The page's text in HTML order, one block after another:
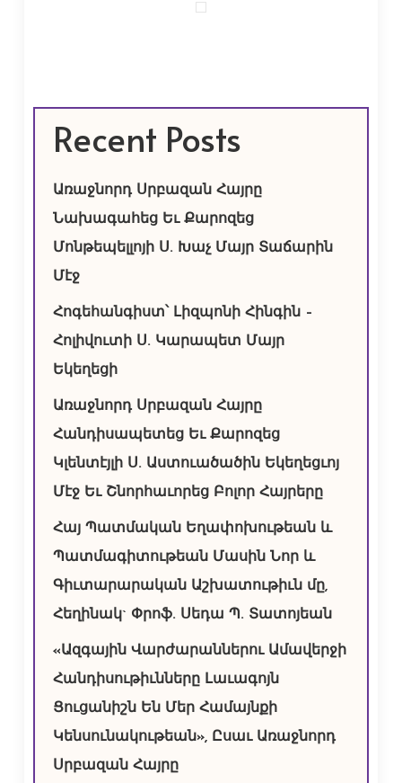
Recent Posts
Առաջնորդ Սրբազան Հայրը
Նախագահեց Եւ Քարոզեց
Մոնթեպելլոյի Ս. Խաչ Մայր Տաճարին
Մէջ
Հոգեհանգիստ՝ Լիզպոնի Հինգին –
Հոլիվուտի Ս. Կարապետ Մայր
Եկեղեցի
Առաջնորդ Սրբազան Հայրը
Հանդիսապետեց Եւ Քարոզեց
Կլենտէյլի Ս. Աստուածածին Եկեղեցւոյ
Մէջ Եւ Շնորհաւորեց Բոլոր Հայրերը
Հայ Պատմական Եղափոխութեան և
Պատմագիտութեան Մասին Նոր և
Գիւտարարական Աշխատութիւն մը,
Հեղինակ` Փրոֆ. Սեդա Պ. Տատոյեան
«Ազգային Վարժարաններու Ամավերջի
Հանդիսութիւնները Լաւագոյն
Ցուցանիշն Են Մեր Համայնքի
Կենսունակութեան», Ըսաւ Առաջնորդ
Սրբազան Հայրը